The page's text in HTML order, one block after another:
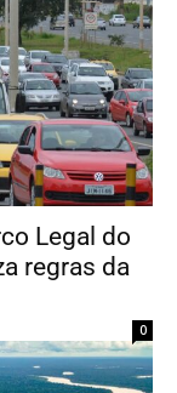
Legal do
regras da
0